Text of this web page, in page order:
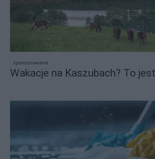
sponsorowane
Wakacje na Kaszubach? To